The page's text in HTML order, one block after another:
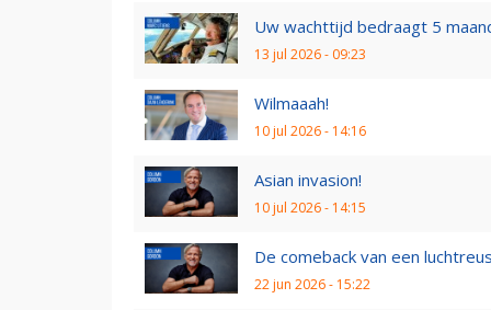
Uw wachttijd bedraagt 5
13 jul 2026 - 09:23
Wilmaaah!
10 jul 2026 - 14:16
Asian invasion!
10 jul 2026 - 14:15
De comeback van een luchtreus
22 jun 2026 - 15:22